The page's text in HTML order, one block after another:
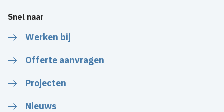
Snel naar
Werken bij
Offerte aanvragen
Projecten
Nieuws